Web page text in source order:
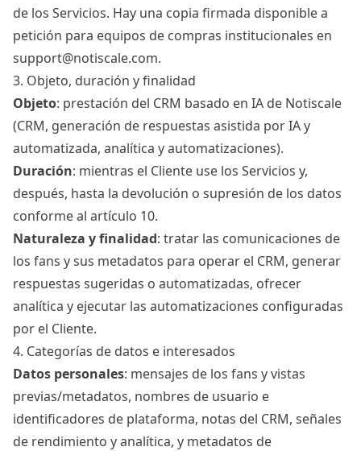
de los Servicios. Hay una copia firmada disponible a
petición para equipos de compras institucionales en
support@notiscale.com.
3. Objeto, duración y finalidad
Objeto: prestación del CRM basado en IA de Notiscale
(CRM, generación de respuestas asistida por IA y
automatizada, analítica y automatizaciones).
Duración: mientras el Cliente use los Servicios y,
después, hasta la devolución o supresión de los datos
conforme al artículo 10.
Naturaleza y finalidad: tratar las comunicaciones de
los fans y sus metadatos para operar el CRM, generar
respuestas sugeridas o automatizadas, ofrecer
analítica y ejecutar las automatizaciones configuradas
por el Cliente.
4. Categorías de datos e interesados
Datos personales: mensajes de los fans y vistas
previas/metadatos, nombres de usuario e
identificadores de plataforma, notas del CRM, señales
de rendimiento y analítica, y metadatos de